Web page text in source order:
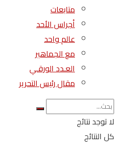
متابعات
أجراس الأحد
عالم واحد
مع الجماهير
العـدد الورقـي
مقال رئيس التحرير
لا توجد نتائج
كل النتائج